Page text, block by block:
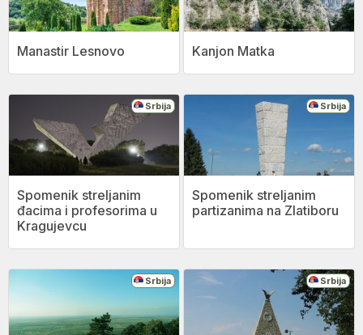
Manastir Lesnovo Kanjon Matka
Srbija
Spomenik streljanim
đacima i profesorima u
Kragujevcu
Srbija
Spomenik streljanim
partizanima na Zlatiboru
Srbija Srbija